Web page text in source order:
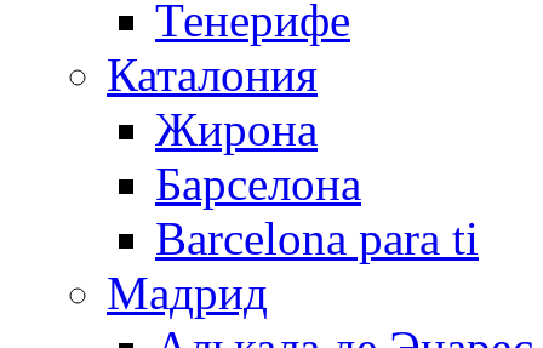
Тенерифе
Каталония
Жирона
Барселона
Barcelona para ti
Мадрид